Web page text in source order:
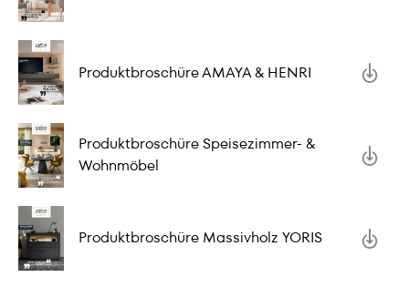
Produktbroschüre AMAYA & HENRI
Produktbroschüre Speisezimmer- &
Wohnmöbel
Produktbroschüre Massivholz YORIS